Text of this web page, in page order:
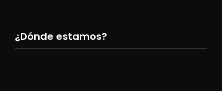
¿Dónde estamos?